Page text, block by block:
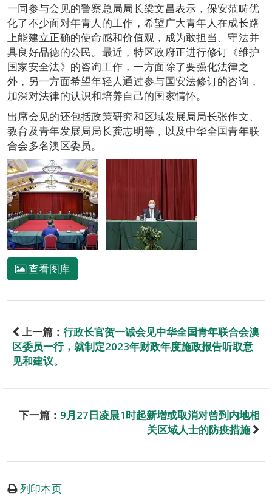
一同参与会见的警察总局局长梁文昌表示，保安范畴优
化了不少面对年青人的工作，希望广大青年人在成长路
上能建立正确的使命感和价值观，成为敢担当、守法并
具良好品德的公民。最近，特区政府正进行修订《维护
国家安全法》的咨询工作，一方面除了要强化法律之
外，另一方面希望年轻人通过参与国安法修订的咨询，
加深对法律的认识和培养自己的国家情怀。
出席会见的还包括政策研究和区域发展局局长张作文、
教育及青年发展局局长龚志明等，以及中华全国青年联
合会多名澳区委员。
查看图库
上一篇： 行政长官贺一诚会见中华全国青年联合会澳
区委员一行，就制定2023年财政年度施政报告听取意
见和建议。
下一篇： 9月27日凌晨1时起新增或取消对曾到内地相
关区域人士的防疫措施
列印本页